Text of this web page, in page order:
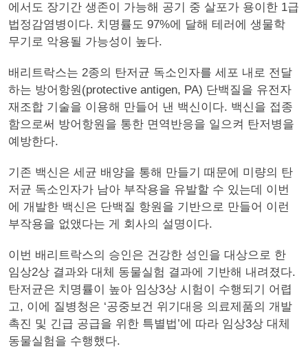
에서도 장기간 생존이 가능해 공기 중 살포가 용이한 1급
법정감염병이다. 치명률도 97%에 달해 테러에 생물학
무기로 악용될 가능성이 높다.
배리트락스는 2종의 탄저균 독소인자를 세포 내로 전달
하는 방어항원(protective antigen, PA) 단백질을 유전자
재조합 기술을 이용해 만들어 낸 백신이다. 백신을 접종
함으로써 방어항원을 통한 면역반응을 일으켜 탄저병을
예방한다.
기존 백신은 세균 배양을 통해 만들기 때문에 미량의 탄
저균 독소인자가 남아 부작용을 유발할 수 있는데 이번
에 개발한 백신은 단백질 항원을 기반으로 만들어 이런
부작용을 없앴다는 게 회사의 설명이다.
이번 배리트락스의 승인은 건강한 성인을 대상으로 한
임상2상 결과와 대체 동물실험 결과에 기반해 내려졌다.
탄저균은 치명률이 높아 임상3상 시험이 수행되기 어렵
고, 이에 질병청은 ‘공중보건 위기대응 의료제품의 개발
촉진 및 긴급 공급을 위한 특별법’에 따라 임상3상 대체
동물실험을 수행했다.